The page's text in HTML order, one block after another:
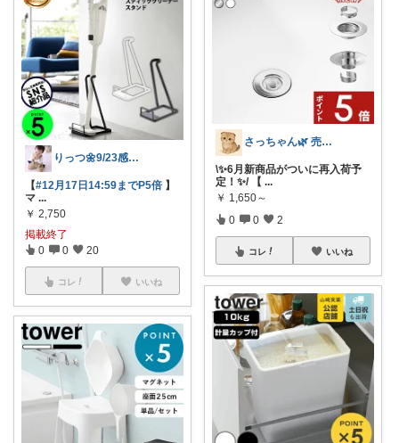
りっつ🌼9/23感謝です🩵
【#12月17日14:59までP5倍 】
マ ...
￥ 2,750
掲載終了
0 0 20
コレ いいね
さっちゃん🌿 売上ランキング✨
\✨6月新商品がついに再入荷予
定！✨/ 【 ...
￥ 1,650～
0 0 2
コレ いいね